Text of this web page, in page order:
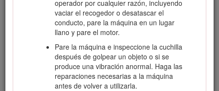
operador por cualquier razón, incluyendo
vaciar el recogedor o desatascar el
conducto, pare la máquina en un lugar
llano y pare el motor.
Pare la máquina e inspeccione la cuchilla
después de golpear un objeto o si se
produce una vibración anormal. Haga las
reparaciones necesarias a la máquina
antes de volver a utilizarla.
Lleve ropa adecuada, incluyendo casco,
gafas de seguridad y protección auricular. El
pelo largo y las prendas o joyas sueltas
pueden enredarse en piezas en movimiento.
Inspeccione el área donde se va a utilizar el
equipo y retire todos los objetos, como por
ejemplo piedras, juguetes y alambres, que
puedan ser arrojados por la máquina.